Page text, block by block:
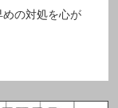
の対処を心が